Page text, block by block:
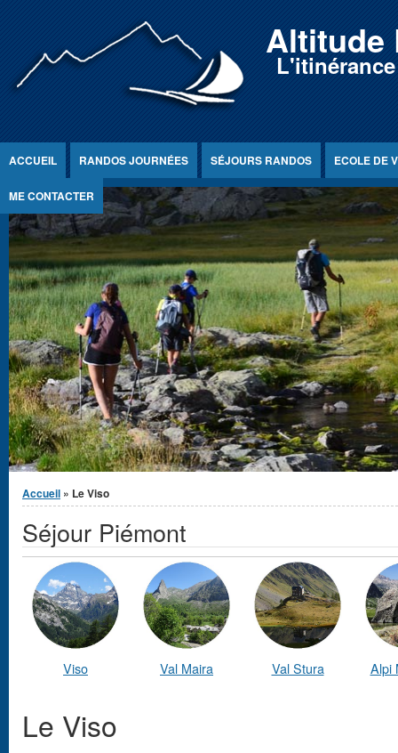
Altitude
ACCUEIL RANDOS JOURNÉES SÉJOURS RANDOS ECOLE DE
ME CONTACTER
Vous êtes ici
Accueil » Le Viso
Séjour Piémont
Viso Val Maira Val Stura Alpi
Le Viso